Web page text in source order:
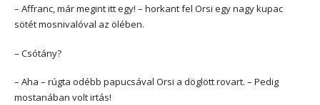
– Affranc, már megint itt egy! – horkant fel Orsi egy nagy kupac
sötét mosnivalóval az ölében.
– Csótány?
– Aha – rúgta odébb papucsával Orsi a döglött rovart. – Pedig
mostanában volt irtás!